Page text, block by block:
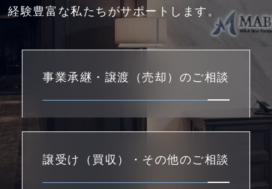
経験豊富な私たちがサポートします。
事業承継・譲渡（売却）のご相談
譲受け（買収）・その他のご相談